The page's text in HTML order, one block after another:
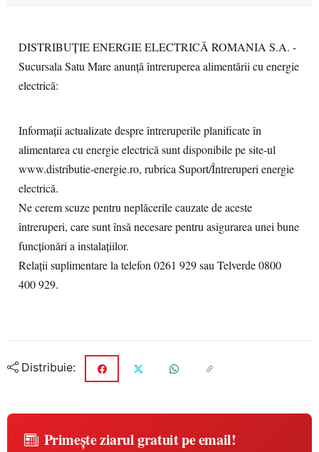
DISTRIBUȚIE ENERGIE ELECTRICĂ ROMANIA S.A. -
Sucursala Satu Mare anunţă întreruperea alimentării cu energie
electrică:
Informaţii actualizate despre întreruperile planificate în
alimentarea cu energie electrică sunt disponibile pe site-ul
www.distributie-energie.ro, rubrica Suport/Întreruperi energie
electrică.
Ne cerem scuze pentru neplăcerile cauzate de aceste
întreruperi, care sunt însă necesare pentru asigurarea unei bune
funcţionări a instalaţiilor.
Relații suplimentare la telefon 0261 929 sau Telverde 0800
400 929.
Distribuie:
Primește ziarul gratuit pe email!